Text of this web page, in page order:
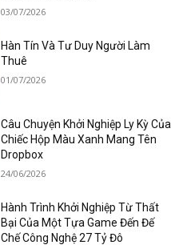
03/07/2026
Hàn Tín Và Tư Duy Người Làm
Thuê
01/07/2026
Câu Chuyện Khởi Nghiệp Ly Kỳ Của
Chiếc Hộp Màu Xanh Mang Tên
Dropbox
24/06/2026
Hành Trình Khởi Nghiệp Từ Thất
Bại Của Một Tựa Game Đến Đế
Chế Công Nghệ 27 Tỷ Đô